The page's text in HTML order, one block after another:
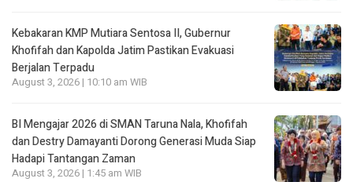
Kebakaran KMP Mutiara Sentosa II, Gubernur
Khofifah dan Kapolda Jatim Pastikan Evakuasi
Berjalan Terpadu
August 3, 2026 | 10:10 am WIB
BI Mengajar 2026 di SMAN Taruna Nala, Khofifah
dan Destry Damayanti Dorong Generasi Muda Siap
Hadapi Tantangan Zaman
August 3, 2026 | 1:45 am WIB